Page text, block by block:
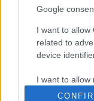
Google
I want to allow
related to
device
I want to allow
Google for